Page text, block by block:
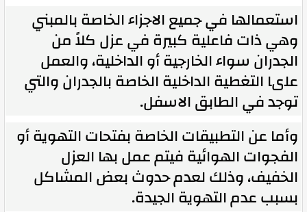
استعمالها في جميع الاجزاء الخاصة بالمبني
وهي ذات فاعلية كبيرة في عزل كلاً من
الجدران سواء الخارجية أو الداخلية، والعمل
علىا التغطية الداخلية الخاصة بالجدران والتي
توجد في الطابق الاسفل.
وأما عن التطبيقات الخاصة بفتحات التهوية أو
الفجوات الهوائية فيتم عمل بها العزل
الخفيف، وذلك لعدم حدوث بعض المشاكل
بسبب عدم التهوية الجيدة.